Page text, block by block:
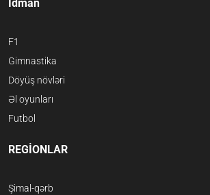
İdman
F1
Gimnastika
Döyüş növləri
Əl oyunları
Futbol
REGİONLAR
Şimal-qərb